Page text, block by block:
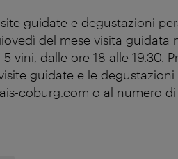
guidate e degustazioni
del mese visita guidata
vini, dalle ore 18 alle 19.30.
guidate e le degustazioni
coburg.com o al numero di